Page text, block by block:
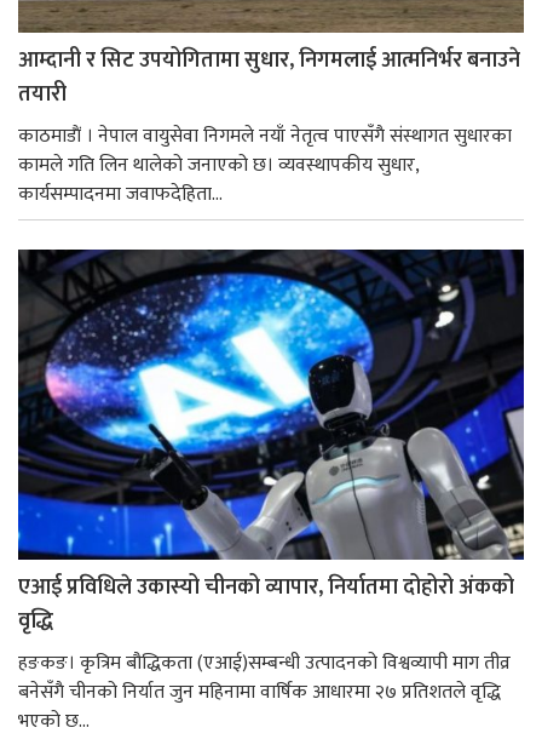
आम्दानी र सिट उपयोगितामा सुधार, निगमलाई आत्मनिर्भर बनाउने
तयारी
काठमाडाैं । नेपाल वायुसेवा निगमले नयाँ नेतृत्व पाएसँगै संस्थागत सुधारका
कामले गति लिन थालेको जनाएको छ। व्यवस्थापकीय सुधार,
कार्यसम्पादनमा जवाफदेहिता...
एआई प्रविधिले उकास्यो चीनको व्यापार, निर्यातमा दोहोरो अंकको
वृद्धि
हङकङ। कृत्रिम बौद्धिकता (एआई)सम्बन्धी उत्पादनको विश्वव्यापी माग तीव्र
बनेसँगै चीनको निर्यात जुन महिनामा वार्षिक आधारमा २७ प्रतिशतले वृद्धि
भएको छ...